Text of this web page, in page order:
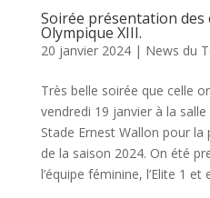
Soirée présentation
Olympique XIII.
20 janvier 2024| News du
Très belle soirée que celle
vendredi 19 janvier à la
Stade Ernest Wallon pour
de la saison 2024. On été
l’équipe féminine, l’Elite 1 et